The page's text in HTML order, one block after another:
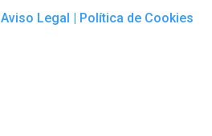
Aviso Legal | Política de Cookies